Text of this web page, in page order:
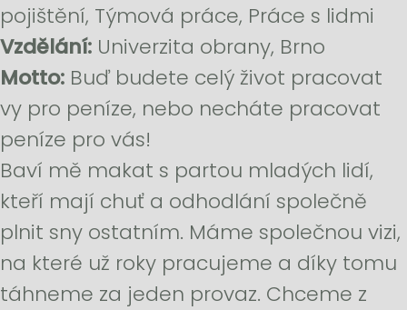
pojištění, Týmová práce, Práce s lidmi
Vzdělání: Univerzita obrany, Brno
Motto: Buď budete celý život pracovat
vy pro peníze, nebo necháte pracovat
peníze pro vás!
Baví mě makat s partou mladých lidí,
kteří mají chuť a odhodlání společně
plnit sny ostatním. Máme společnou vizi,
na které už roky pracujeme a díky tomu
táhneme za jeden provaz. Chceme z